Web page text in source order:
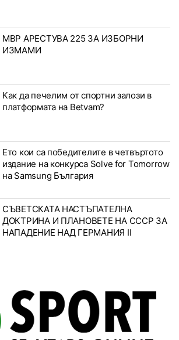
МВР АРЕСТУВА 225 ЗА ИЗБОРНИ
ИЗМАМИ
Как да печелим от спортни залози в
платформата на Betvam?
Ето кои са победителите в четвъртото
издание на конкурса Solve for Tomorrow
на Samsung България
СЪВЕТСКАТА НАСТЪПАТЕЛНА
ДОКТРИНА И ПЛАНОВЕТЕ НА СССР ЗА
НАПАДЕНИЕ НАД ГЕРМАНИЯ II